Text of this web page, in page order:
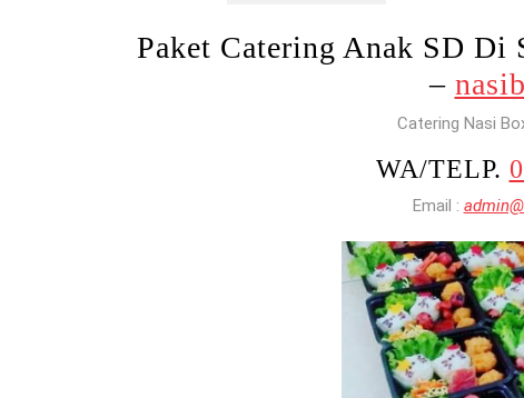
Paket Catering Anak SD Di
–
Catering Nasi
WA/TELP.
Email :